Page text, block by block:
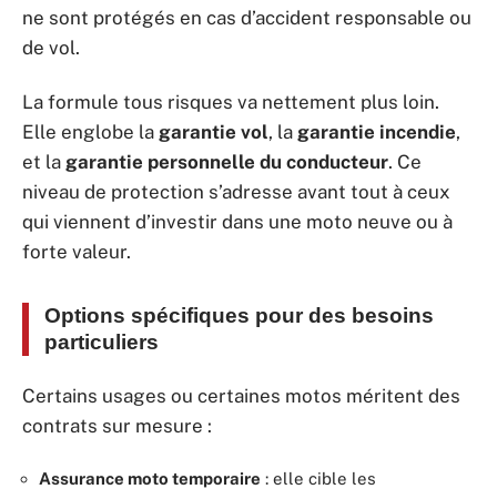
ne sont protégés en cas d’accident responsable ou
de vol.
La formule tous risques va nettement plus loin.
Elle englobe la garantie vol, la garantie incendie,
et la garantie personnelle du conducteur. Ce
niveau de protection s’adresse avant tout à ceux
qui viennent d’investir dans une moto neuve ou à
forte valeur.
Options spécifiques pour des besoins
particuliers
Certains usages ou certaines motos méritent des
contrats sur mesure :
Assurance moto temporaire : elle cible les